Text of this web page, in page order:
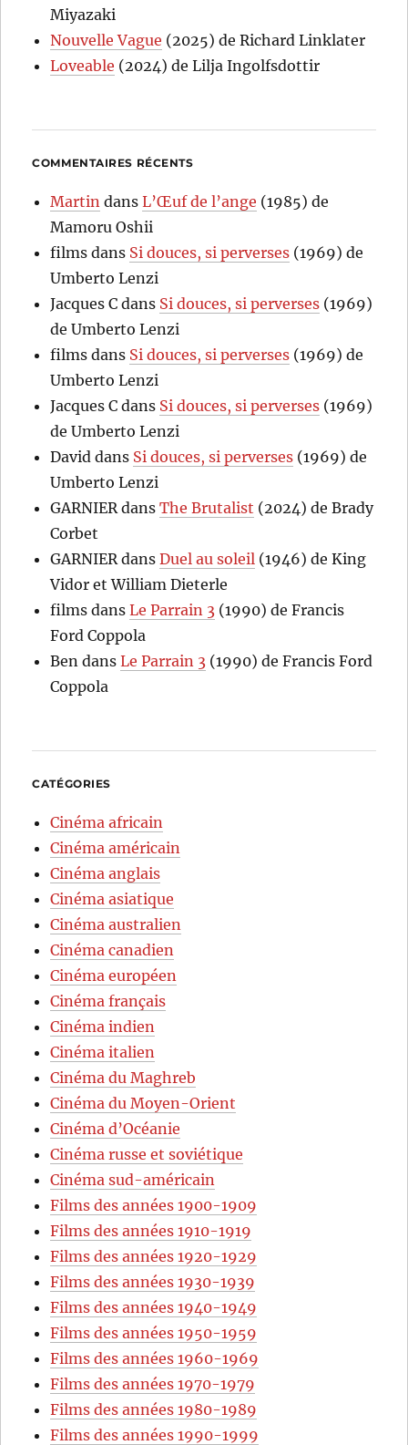
Miyazaki
Nouvelle Vague (2025) de Richard Linklater
Loveable (2024) de Lilja Ingolfsdottir
COMMENTAIRES RÉCENTS
Martin dansL’Œuf de l’ange (1985) de
Mamoru Oshii
films dans Si douces, si perverses (1969) de
Umberto Lenzi
Jacques C dans Si douces, si perverses (1969)
de Umberto Lenzi
films dans Si douces, si perverses (1969) de
Umberto Lenzi
Jacques C dans Si douces, si perverses (1969)
de Umberto Lenzi
David dans Si douces, si perverses (1969) de
Umberto Lenzi
GARNIER dansThe Brutalist (2024) de Brady
Corbet
GARNIER dansDuel au soleil (1946) de King
Vidor et William Dieterle
films dansLe Parrain 3 (1990) de Francis
Ford Coppola
Ben dansLe Parrain 3 (1990) de Francis Ford
Coppola
CATÉGORIES
Cinéma africain
Cinéma américain
Cinéma anglais
Cinéma asiatique
Cinéma australien
Cinéma canadien
Cinéma européen
Cinéma français
Cinéma indien
Cinéma italien
Cinéma du Maghreb
Cinéma du Moyen-Orient
Cinéma d’Océanie
Cinéma russe et soviétique
Cinéma sud-américain
Films des années 1900-1909
Films des années 1910-1919
Films des années 1920-1929
Films des années 1930-1939
Films des années 1940-1949
Films des années 1950-1959
Films des années 1960-1969
Films des années 1970-1979
Films des années 1980-1989
Films des années 1990-1999